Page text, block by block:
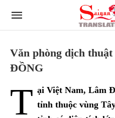
Văn phòng dịch
ĐỒNG
T ại Việt Nam, Lâm
tỉnh thuộc vùng